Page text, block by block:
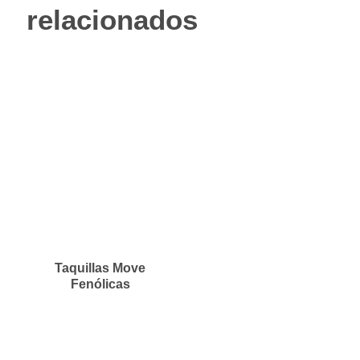
relacionados
Taquillas Move
Fenólicas